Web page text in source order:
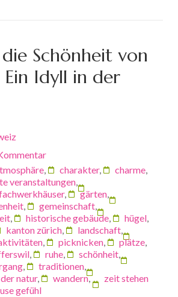
Schönheit von
Ein Idyll in der
, charakter, charme,
veranstaltungen,
, gärten,
, gemeinschaft,
, historische gebäude, hügel,
kanton zürich, landschaft,
, picknicken, plätze,
, ruhe, schönheit,
, traditionen,
natur, wandern,
zeit stehen
gefühl